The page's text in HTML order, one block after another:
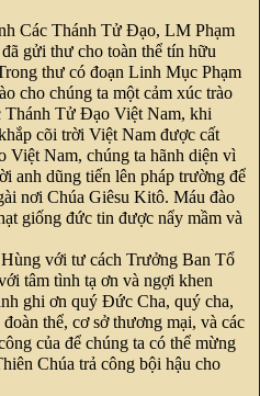
Các Thánh Tử Đạo, LM Phạm
gửi thư cho toàn thể tín hữu
thư có đoạn Linh Mục Phạm
cho chúng ta một cảm xúc trào
Thánh Tử Đạo Việt Nam, khi
cõi trời Việt Nam được cất
Việt Nam, chúng ta hãnh diện vì
anh dũng tiến lên pháp trường để
nơi Chúa Giêsu Kitô. Máu đào
giống đức tin được nẩy mầm và
với tư cách Trưởng Ban Tổ
tâm tình tạ ơn và ngợi khen
ghi ơn quý Đức Cha, quý cha,
thể, cơ sở thương mại, và các
của để chúng ta có thể mừng
Chúa trả công bội hậu cho